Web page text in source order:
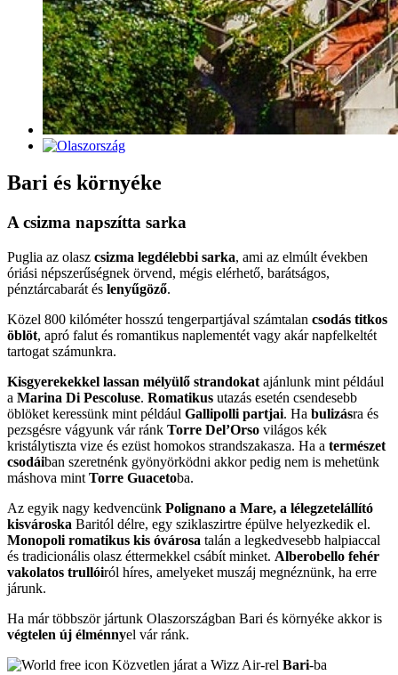
Bari és környéke
A csizma napszítta sarka
Puglia az olasz csizma legdélebbi sarka, ami az elmúlt években
óriási népszerűségnek örvend, mégis elérhető, barátságos,
pénztárcabarát és lenyűgöző.
Közel 800 kilóméter hosszú tengerpartjával számtalan csodás titkos
öblöt, apró falut és romantikus naplementét vagy akár napfelkeltét
tartogat számunkra.
Kisgyerekekkel lassan mélyülő strandokat ajánlunk mint például
a Marina Di Pescoluse. Romatikus utazás esetén csendesebb
öblöket keressünk mint például Gallipolli partjai. Ha bulizásra és
pezsgésre vágyunk vár ránk Torre Del’Orso világos kék
kristálytiszta vize és ezüst homokos strandszakasza. Ha a természet
csodáiban szeretnénk gyönyörködni akkor pedig nem is mehetünk
máshova mint Torre Guacetoba.
Az egyik nagy kedvencünk Polignano a Mare, a lélegzetelállító
kisvároska Baritól délre, egy sziklaszirtre épülve helyezkedik el.
Monopoli romatikus kis óvárosa talán a legkedvesebb halpiaccal
és tradicionális olasz éttermekkel csábít minket. Alberobello fehér
vakolatos trullóiról híres, amelyeket muszáj megnéznünk, ha erre
járunk.
Ha már többször jártunk Olaszországban Bari és környéke akkor is
végtelen új élménnyel vár ránk.
Közvetlen járat a Wizz Air-rel Bari-ba